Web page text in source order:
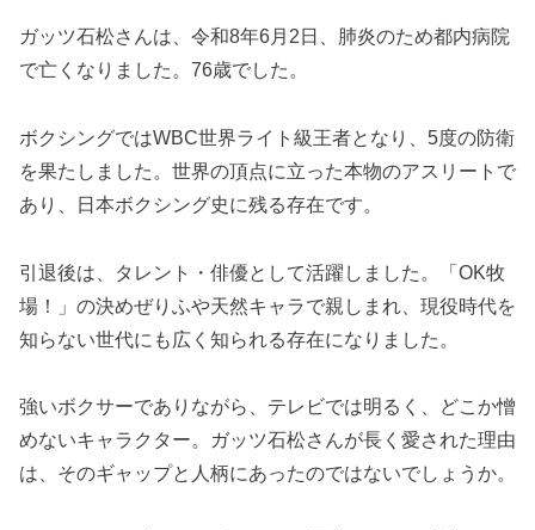
ガッツ石松さんは、令和8年6月2日、肺炎のため都内病院
で亡くなりました。76歳でした。
ボクシングではWBC世界ライト級王者となり、5度の防衛
を果たしました。世界の頂点に立った本物のアスリートで
あり、日本ボクシング史に残る存在です。
引退後は、タレント・俳優として活躍しました。「OK牧
場！」の決めぜりふや天然キャラで親しまれ、現役時代を
知らない世代にも広く知られる存在になりました。
強いボクサーでありながら、テレビでは明るく、どこか憎
めないキャラクター。ガッツ石松さんが長く愛された理由
は、そのギャップと人柄にあったのではないでしょうか。